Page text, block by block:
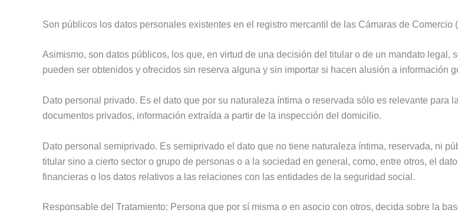
Son públicos los datos personales existentes en el registro mercantil de las Cámaras de Comercio
Asimismo, son datos públicos, los que, en virtud de una decisión del titular o de un mandato
pueden ser obtenidos y ofrecidos sin reserva alguna y sin importar si hacen alusión a información
Dato personal privado. Es el dato que por su naturaleza íntima o reservada sólo es relevante para
documentos privados, información extraída a partir de la inspección del domicilio.
Dato personal semiprivado. Es semiprivado el dato que no tiene naturaleza íntima, reservada, ni
titular sino a cierto sector o grupo de personas o a la sociedad en general, como, entre otros, el
financieras o los datos relativos a las relaciones con las entidades de la seguridad social.
Responsable del Tratamiento: Persona que por sí misma o en asocio con otros, decida sobre la